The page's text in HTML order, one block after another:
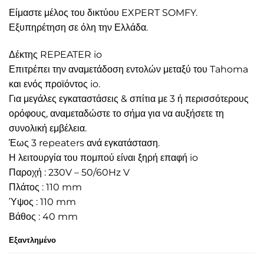
Είμαστε μέλος του δικτύου EXPERT SOMFY.
Εξυπηρέτηση σε όλη την Ελλάδα.
Δέκτης REPEATER io
Επιτρέπει την αναμετάδοση εντολών μεταξύ του Tahoma
και ενός προϊόντος io.
Για μεγάλες εγκαταστάσεις & σπίτια με 3 ή περισσότερους
ορόφους, αναμεταδώστε το σήμα για να αυξήσετε τη
συνολική εμβέλεια.
Έως 3 repeaters ανά εγκατάσταση.
Η λειτουργία του πομπού είναι ξηρή επαφή io
Παροχή : 230V – 50/60Hz V
Πλάτος : 110 mm
Ύψος : 110 mm
Βάθος : 40 mm
Εξαντλημένο